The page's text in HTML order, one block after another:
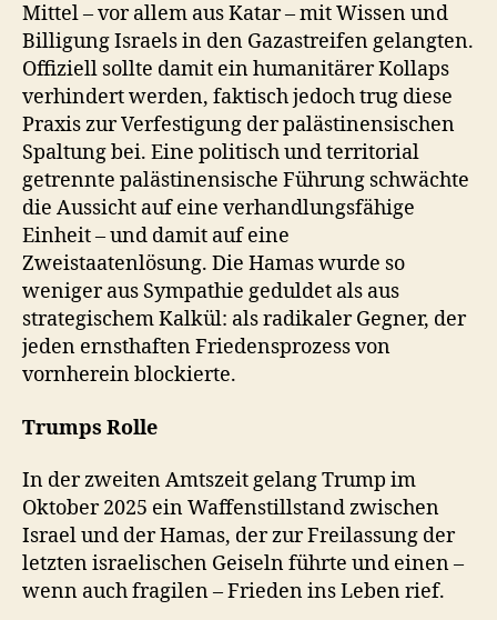
Mittel – vor allem aus Katar – mit Wissen und
Billigung Israels in den Gazastreifen gelangten.
Offiziell sollte damit ein humanitärer Kollaps
verhindert werden, faktisch jedoch trug diese
Praxis zur Verfestigung der palästinensischen
Spaltung bei. Eine politisch und territorial
getrennte palästinensische Führung schwächte
die Aussicht auf eine verhandlungsfähige
Einheit – und damit auf eine
Zweistaatenlösung. Die Hamas wurde so
weniger aus Sympathie geduldet als aus
strategischem Kalkül: als radikaler Gegner, der
jeden ernsthaften Friedensprozess von
vornherein blockierte.
Trumps Rolle
In der zweiten Amtszeit gelang Trump im
Oktober 2025 ein Waffenstillstand zwischen
Israel und der Hamas, der zur Freilassung der
letzten israelischen Geiseln führte und einen –
wenn auch fragilen – Frieden ins Leben rief.